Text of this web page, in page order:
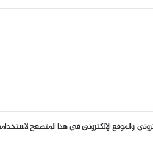
والموقع الإلكتروني في هذا المتصفح